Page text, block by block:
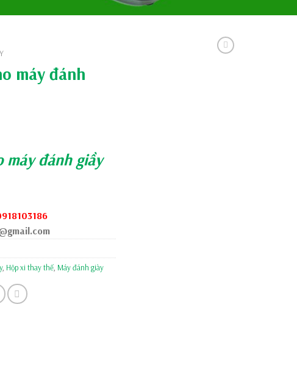
máy đánh
máy đánh giầy
, Hộp xi thay thế Máy đánh giày